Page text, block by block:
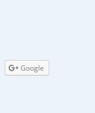
Google